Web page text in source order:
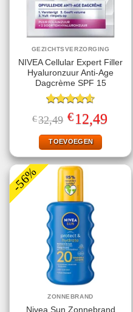
GEZICHTSVERZORGING
NIVEA Cellular Expert Filler
Hyaluronzuur Anti-Age
Dagcrème SPF 15
Gewaardeerd
4.60uit 5
€32,49 Oorspronkelijke
prijs
was:
€32,49.
€12,49Huidige
prijs
TOEVOEGEN
-56%
ZONNEBRAND
Nivea Sun Zonnebrand